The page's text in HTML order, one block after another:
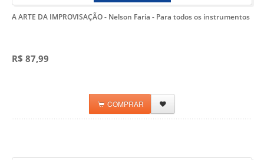
A ARTE DA IMPROVISAÇÃO - Nelson Faria - Para todos os instrumentos
R$ 87,99
COMPRAR